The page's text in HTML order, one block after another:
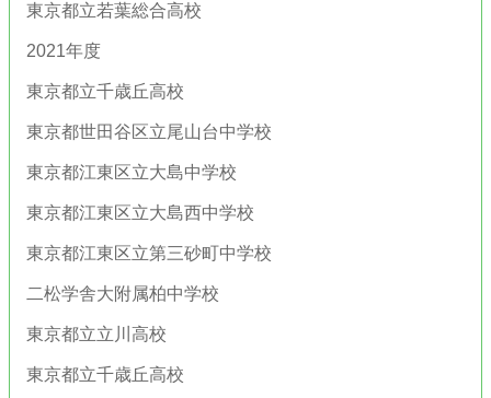
東京都立若葉総合高校
2021年度
東京都立千歳丘高校
東京都世田谷区立尾山台中学校
東京都江東区立大島中学校
東京都江東区立大島西中学校
東京都江東区立第三砂町中学校
二松学舎大附属柏中学校
東京都立立川高校
東京都立千歳丘高校